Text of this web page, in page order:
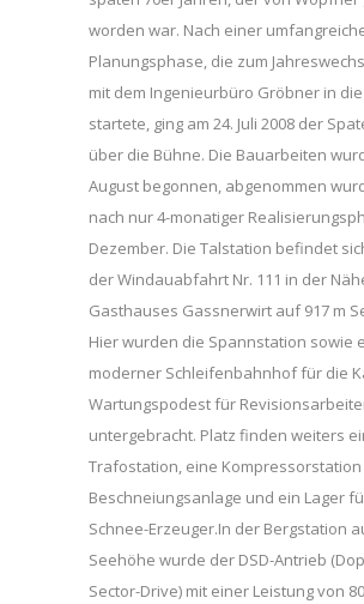
worden war. Nach einer
Planungsphase, die zum
mit dem Ingenieurbüro Gröbner in
startete, ging am 24. Juli 2008 der
über die Bühne. Die Bauarbeiten
August begonnen, abgenommen
nach nur 4-monatiger
Dezember. Die Talstation befindet
der Windauabfahrt Nr. 111 in der
Gasthauses Gassnerwirt auf 917 m
Hier wurden die Spannstation sowie
moderner Schleifenbahnhof für die
Wartungspodest für
untergebracht. Platz finden weiters
Trafostation, eine
Beschneiungsanlage und ein Lager
Schnee-Erzeuger.In der Bergstation
Seehöhe wurde der DSD-Antrieb
Sector-Drive) mit einer Leistung von